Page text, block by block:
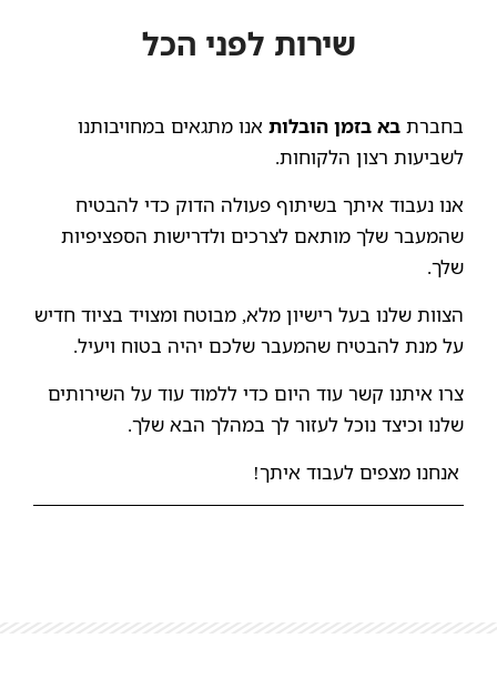
שירות לפני הכל
בחברת בא בזמן הובלות אנו מתגאים במחויבותנו
לשביעות רצון הלקוחות.
אנו נעבוד איתך בשיתוף פעולה הדוק כדי להבטיח
שהמעבר שלך מותאם לצרכים ולדרישות הספציפיות
שלך.
הצוות שלנו בעל רישיון מלא, מבוטח ומצויד בציוד חדיש
על מנת להבטיח שהמעבר שלכם יהיה בטוח ויעיל.
צרו איתנו קשר עוד היום כדי ללמוד עוד על השירותים
שלנו וכיצד נוכל לעזור לך במהלך הבא שלך.
אנחנו מצפים לעבוד איתך!